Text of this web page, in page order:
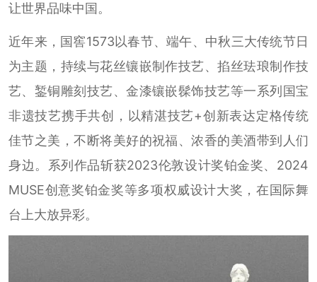
让世界品味中国。
近年来，国窖1573以春节、端午、中秋三大传统节日
为主题，持续与花丝镶嵌制作技艺、掐丝珐琅制作技
艺、錾铜雕刻技艺、金漆镶嵌髹饰技艺等一系列国宝
非遗技艺携手共创，以精湛技艺+创新表达定格传统
佳节之美，不断将美好的祝福、浓香的美酒带到人们
身边。系列作品斩获2023伦敦设计奖铂金奖、2024
MUSE创意奖铂金奖等多项权威设计大奖，在国际舞
台上大放异彩。